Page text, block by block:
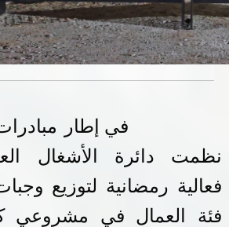
المنشآت العمرانية
خدمات الدائرة
خدمات الأفراد
خدمات الشركات
خدمات الجهات
في إطار
نظمت دائرة الأشغال
فعالية رمضانية لتوزيع
فئة العمال في مشروعي